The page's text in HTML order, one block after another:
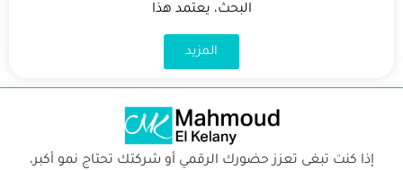
البحث، يعتمد هذا
المزيد
إذا كنت تبغى تعزز حضورك الرقمي أو شركتك تحتاج نمو أكبر،